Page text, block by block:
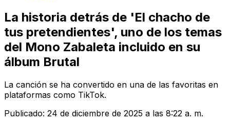
La historia detrás de 'El chacho de
tus pretendientes', uno de los temas
del Mono Zabaleta incluido en su
álbum Brutal
La canción se ha convertido en una de las favoritas en
plataformas como TikTok.
Publicado: 24 de diciembre de 2025 a las 8:22 a. m.